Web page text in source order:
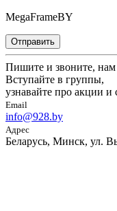
MegaFrameBY
Отправить
Пишите и звоните,
Вступайте в группы,
узнавайте про акции и
Email
info@928.by
Адрес
Беларусь, Минск, ул.